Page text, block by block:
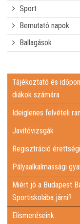
Sport
Bemutató napok
Ballagások
Tájékoztató és
diákok számára
Ideiglenes felvételi
Javítóvizsgák
Regisztráció
Pályaalkalmassági
Miért jó a Budapest
Sportiskolába járni?
Elismeréseink